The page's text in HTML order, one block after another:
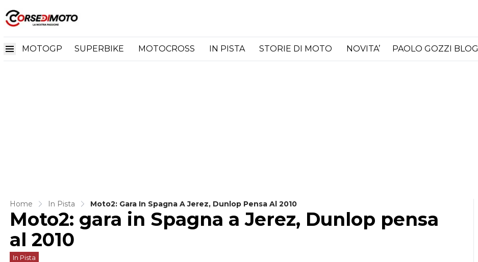
MOTOGP SUPERBIKE MOTOCROSS IN PISTA STORIE DI MOTO NOVITA’ PAOLO GOZZI BLOG
Home In Pista Moto2: Gara In Spagna A Jerez, Dunlop Pensa Al 2010
Moto2: gara in Spagna a Jerez, Dunlop pensa
al 2010
In Pista